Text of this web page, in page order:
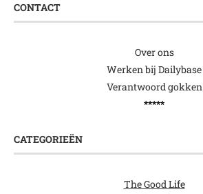
CONTACT
Over ons
Werken bij Dailybase
Verantwoord gokken
*****
CATEGORIEËN
The Good Life